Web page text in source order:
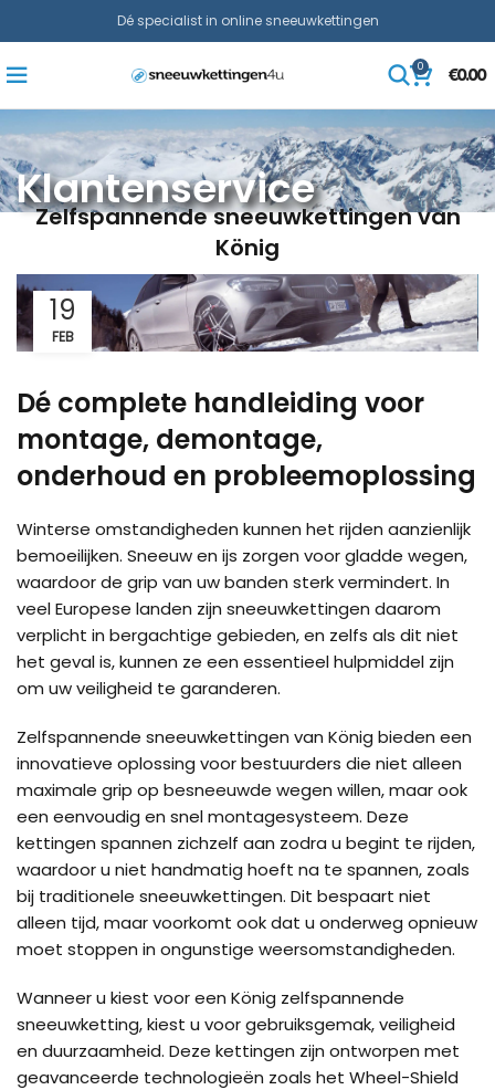
Dé specialist in online sneeuwkettingen
0
€0.00
Klantenservice
Zelfspannende sneeuwkettingen van
König
19
FEB
Dé complete handleiding voor
montage, demontage,
onderhoud en probleemoplossing
Winterse omstandigheden kunnen het rijden aanzienlijk
bemoeilijken. Sneeuw en ijs zorgen voor gladde wegen,
waardoor de grip van uw banden sterk vermindert. In
veel Europese landen zijn sneeuwkettingen daarom
verplicht in bergachtige gebieden, en zelfs als dit niet
het geval is, kunnen ze een essentieel hulpmiddel zijn
om uw veiligheid te garanderen.
Zelfspannende sneeuwkettingen van König bieden een
innovatieve oplossing voor bestuurders die niet alleen
maximale grip op besneeuwde wegen willen, maar ook
een eenvoudig en snel montagesysteem. Deze
kettingen spannen zichzelf aan zodra u begint te rijden,
waardoor u niet handmatig hoeft na te spannen, zoals
bij traditionele sneeuwkettingen. Dit bespaart niet
alleen tijd, maar voorkomt ook dat u onderweg opnieuw
moet stoppen in ongunstige weersomstandigheden.
Wanneer u kiest voor een König zelfspannende
sneeuwketting, kiest u voor gebruiksgemak, veiligheid
en duurzaamheid. Deze kettingen zijn ontworpen met
geavanceerde technologieën zoals het Wheel-Shield